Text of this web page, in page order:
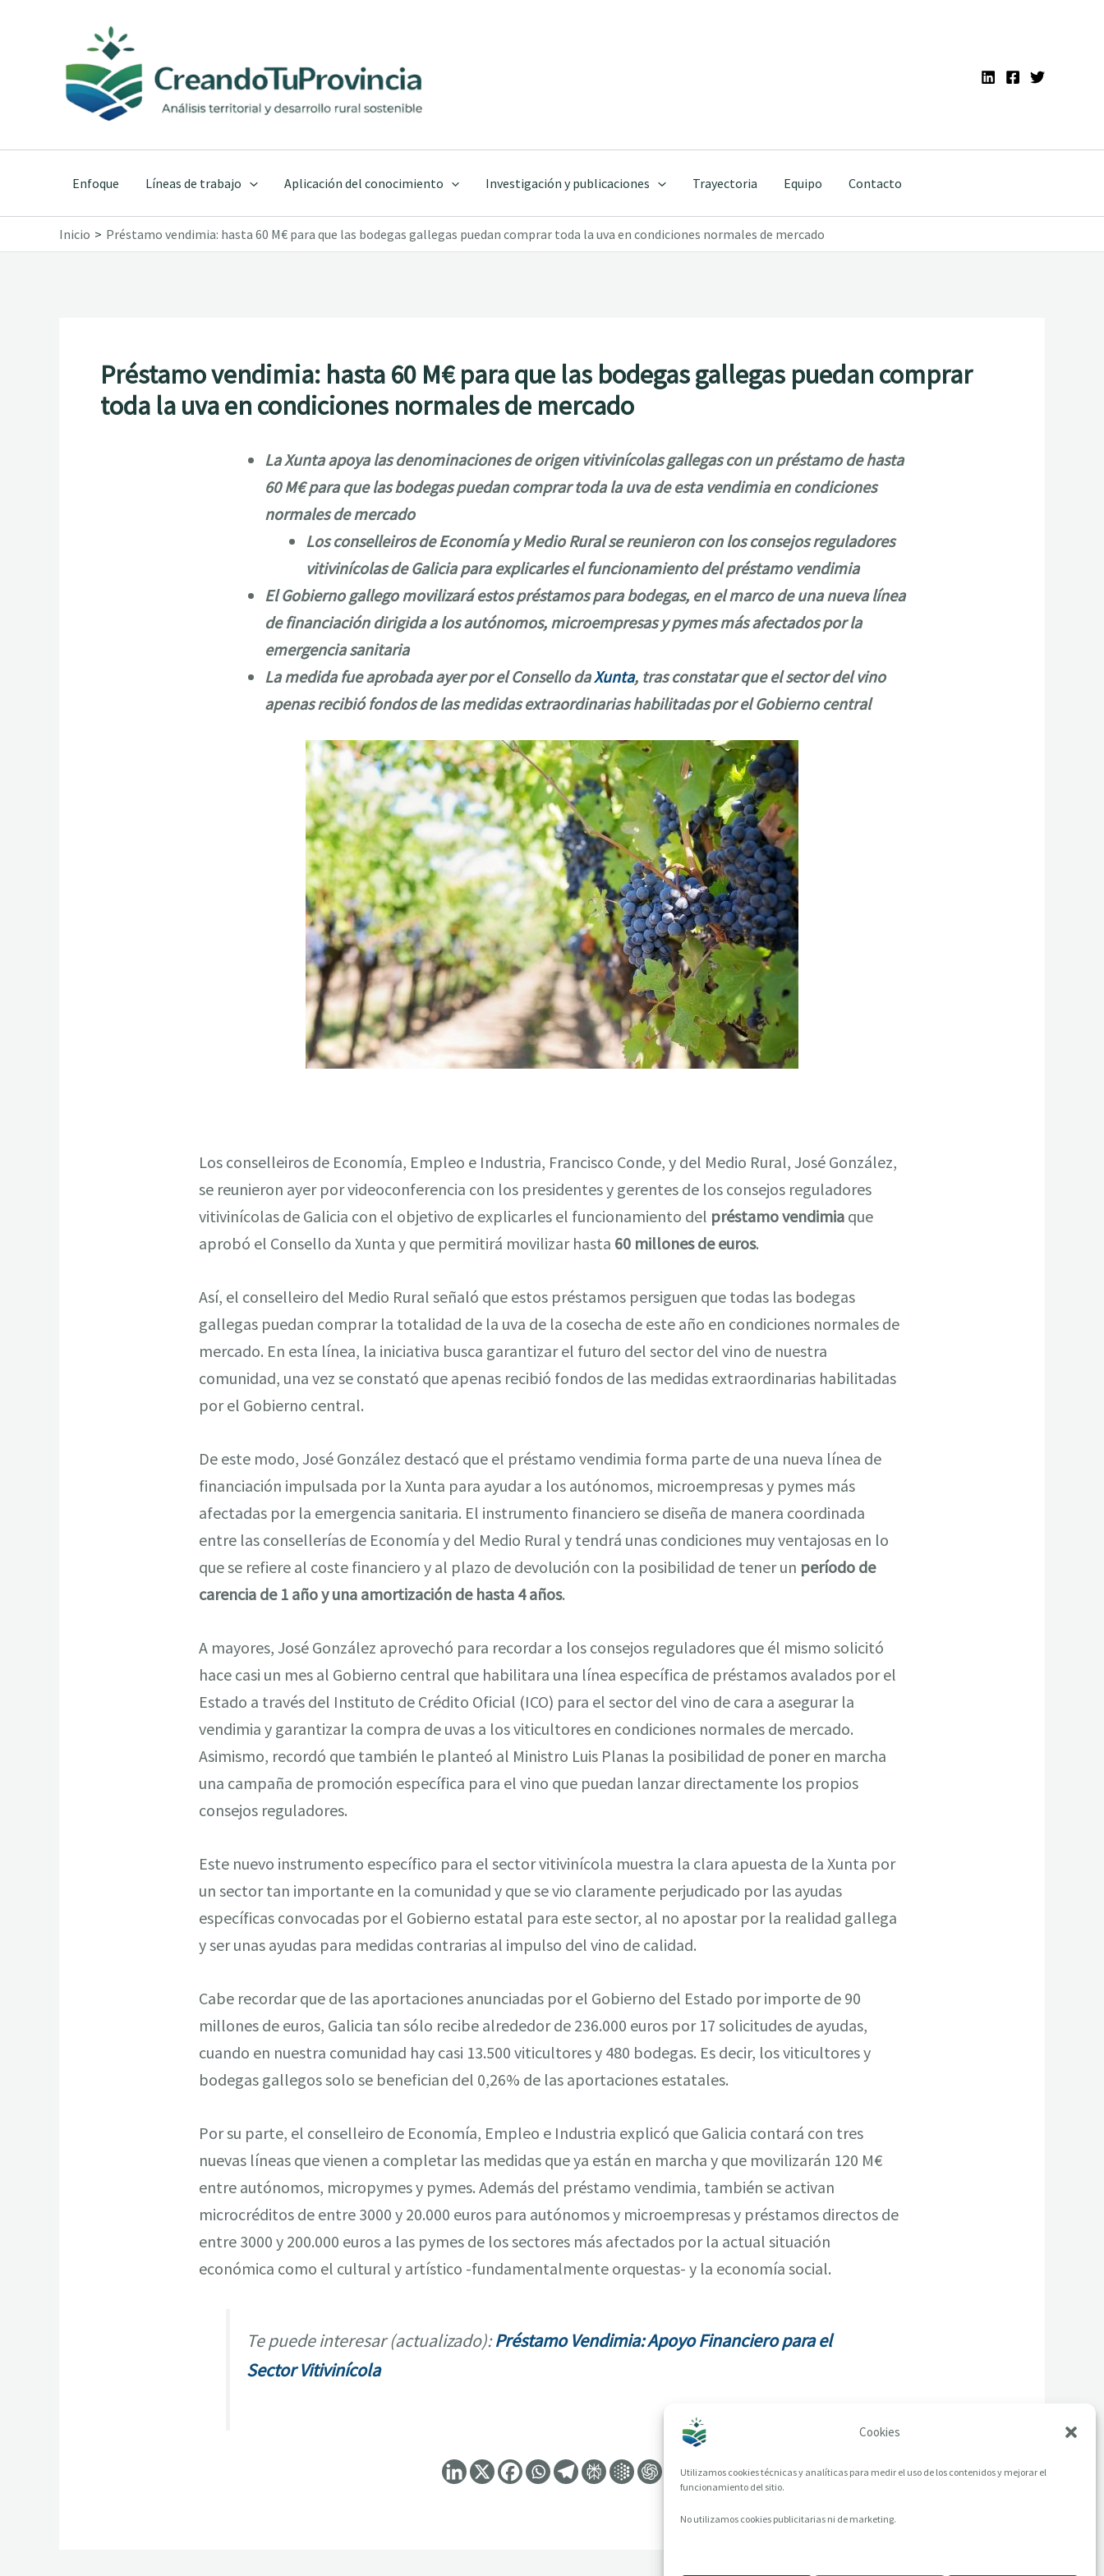
Cookies
Utilizamos cookies técnicas y analíticas para medir el uso de los contenidos y mejorar el
funcionamiento del sitio.
No utilizamos cookies publicitarias ni de marketing.
contenido
Enfoque Líneas de trabajo Aplicación del conocimiento Investigación y publicaciones Trayectoria Equipo Contacto
Inicio Préstamo vendimia: hasta 60 M€ para que las bodegas gallegas puedan comprar toda la uva en condiciones normales de mercado
Préstamo vendimia: hasta 60 M€ para que las bodegas gallegas puedan comprar
toda la uva en condiciones normales de mercado
La Xunta apoya las denominaciones de origen vitivinícolas gallegas con un préstamo de hasta
60 M€ para que las bodegas puedan comprar toda la uva de esta vendimia en condiciones
normales de mercado
Los conselleiros de Economía y Medio Rural se reunieron con los consejos reguladores
vitivinícolas de Galicia para explicarles el funcionamiento del préstamo vendimia
El Gobierno gallego movilizará estos préstamos para bodegas, en el marco de una nueva línea
de financiación dirigida a los autónomos, microempresas y pymes más afectados por la
emergencia sanitaria
La medida fue aprobada ayer por el Consello daXunta, tras constatar que el sector del vino
apenas recibió fondos de las medidas extraordinarias habilitadas por el Gobierno central
Los conselleiros de Economía, Empleo e Industria, Francisco Conde, y del Medio Rural, José González,
se reunieron ayer por videoconferencia con los presidentes y gerentes de los consejos reguladores
vitivinícolas de Galicia con el objetivo de explicarles el funcionamiento del préstamo vendimia que
aprobó el Consello da Xunta y que permitirá movilizar hasta 60 millones de euros.
Así, el conselleiro del Medio Rural señaló que estos préstamos persiguen que todas las bodegas
gallegas puedan comprar la totalidad de la uva de la cosecha de este año en condiciones normales de
mercado. En esta línea, la iniciativa busca garantizar el futuro del sector del vino de nuestra
comunidad, una vez se constató que apenas recibió fondos de las medidas extraordinarias habilitadas
por el Gobierno central.
De este modo, José González destacó que el préstamo vendimia forma parte de una nueva línea de
financiación impulsada por la Xunta para ayudar a los autónomos, microempresas y pymes más
afectadas por la emergencia sanitaria. El instrumento financiero se diseña de manera coordinada
entre las consellerías de Economía y del Medio Rural y tendrá unas condiciones muy ventajosas en lo
que se refiere al coste financiero y al plazo de devolución con la posibilidad de tener un período de
carencia de 1 año y una amortización de hasta 4 años.
A mayores, José González aprovechó para recordar a los consejos reguladores que él mismo solicitó
hace casi un mes al Gobierno central que habilitara una línea específica de préstamos avalados por el
Estado a través del Instituto de Crédito Oficial (ICO) para el sector del vino de cara a asegurar la
vendimia y garantizar la compra de uvas a los viticultores en condiciones normales de mercado.
Asimismo, recordó que también le planteó al Ministro Luis Planas la posibilidad de poner en marcha
una campaña de promoción específica para el vino que puedan lanzar directamente los propios
consejos reguladores.
Este nuevo instrumento específico para el sector vitivinícola muestra la clara apuesta de la Xunta por
un sector tan importante en la comunidad y que se vio claramente perjudicado por las ayudas
específicas convocadas por el Gobierno estatal para este sector, al no apostar por la realidad gallega
y ser unas ayudas para medidas contrarias al impulso del vino de calidad.
Cabe recordar que de las aportaciones anunciadas por el Gobierno del Estado por importe de 90
millones de euros, Galicia tan sólo recibe alrededor de 236.000 euros por 17 solicitudes de ayudas,
cuando en nuestra comunidad hay casi 13.500 viticultores y 480 bodegas. Es decir, los viticultores y
bodegas gallegos solo se benefician del 0,26% de las aportaciones estatales.
Por su parte, el conselleiro de Economía, Empleo e Industria explicó que Galicia contará con tres
nuevas líneas que vienen a completar las medidas que ya están en marcha y que movilizarán 120 M€
entre autónomos, micropymes y pymes. Además del préstamo vendimia, también se activan
microcréditos de entre 3000 y 20.000 euros para autónomos y microempresas y préstamos directos de
entre 3000 y 200.000 euros a las pymes de los sectores más afectados por la actual situación
económica como el cultural y artístico -fundamentalmente orquestas- y la economía social.
Te puede interesar (actualizado):Préstamo Vendimia: Apoyo Financiero para el
Sector Vitivinícola